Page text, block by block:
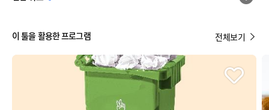
이 툴을 활용한 프로그램 전체보기